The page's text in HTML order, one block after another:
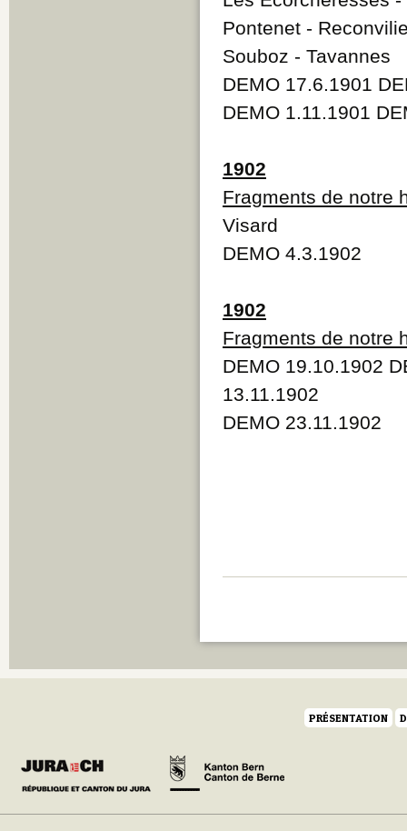
Pontenet -
Souboz - Tavannes
DEMO 17.6.1901
DEMO 1.11.1901
1902
Fragments de notre
Visard
DEMO 4.3.1902
1902
Fragments de notre
DEMO 19.10.1902
13.11.1902
DEMO 23.11.1902
PRÉSENTATION